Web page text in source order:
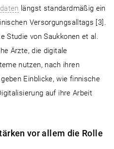
längst standardmäßig ein
Versorgungsalltags [3].
Studie von Saukkonen et al.
Ärzte, die digitale
nutzen, nach ihren
Einblicke, wie finnische
auf ihre Arbeit
vor allem die Rolle